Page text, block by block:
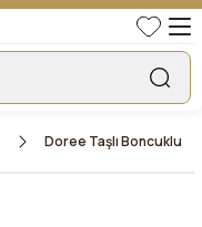
Doree Taşlı Boncuklu